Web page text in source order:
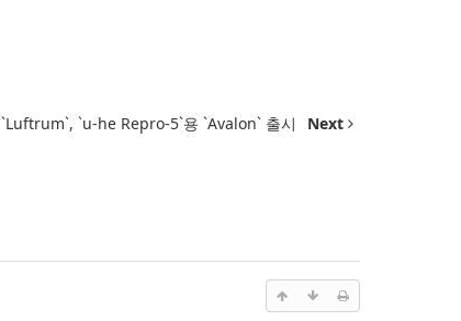
`Luftrum`, `u-he Repro-5`용 `Avalon` 출시 Next